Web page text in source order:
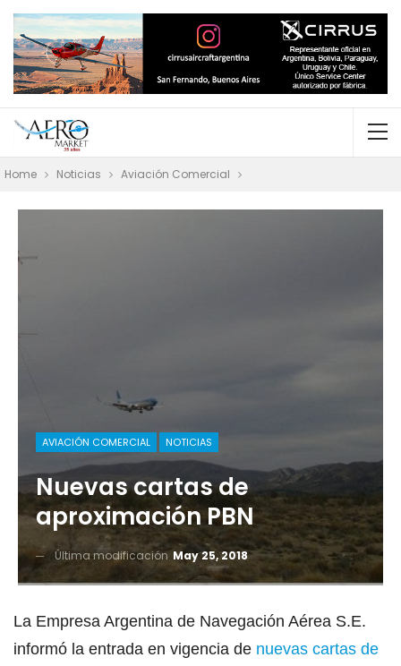
Home Noticias Aviación Comercial
AVIACIÓN COMERCIAL NOTICIAS
Nuevas cartas de
aproximación PBN
Última modificación May 25, 2018
La Empresa Argentina de Navegación Aérea S.E.
informó la entrada en vigencia de nuevas cartas de